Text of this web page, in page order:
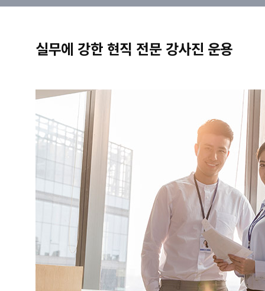
실무에 강한 현직 전문 강사진 운용